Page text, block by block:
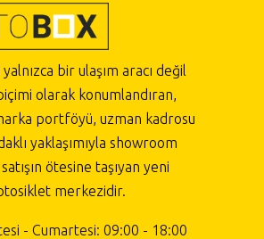
bir ulaşım aracı değil
olarak konumlandıran,
portföyü, uzman kadrosu
yaklaşımıyla showroom
ötesine taşıyan yeni
merkezidir.
- Cumartesi: 09:00 - 18:00